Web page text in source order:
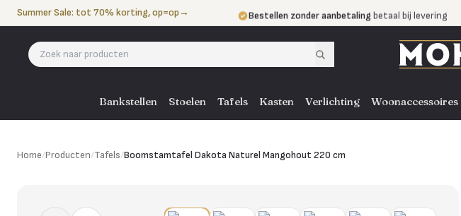
Naar de inhoud
Summer Sale: tot 70% korting, op=op→ Bestellen zonder aanbetaling betaal bij levering
Eigen bezorgdienst door heel NL, BE en DE
Bankstellen Stoelen Tafels Kasten Verlichting Woonaccessoires
Home/Producten/Tafels/Boomstamtafel Dakota Naturel Mangohout 220 cm